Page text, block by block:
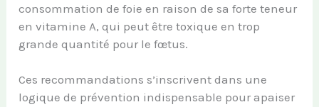
consommation de foie en raison de sa forte teneur
en vitamine A, qui peut être toxique en trop
grande quantité pour le fœtus.
Ces recommandations s’inscrivent dans une
logique de prévention indispensable pour apaiser